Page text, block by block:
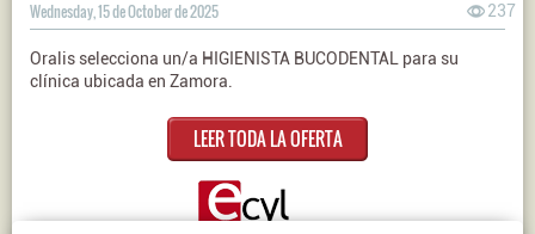
Wednesday, 15 de October de 2025 237
Oralis selecciona un/a HIGIENISTA BUCODENTAL para su
clínica ubicada en Zamora.
LEER TODA LA OFERTA